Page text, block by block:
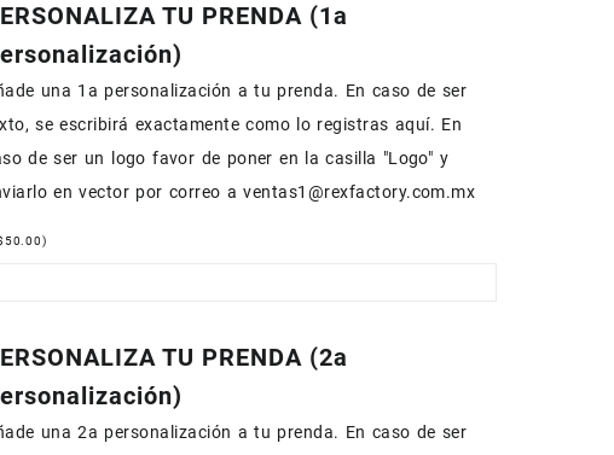
TU PRENDA (1a
una 1a personalización a tu prenda. En caso de ser
se escribirá exactamente como lo registras aquí. En
de ser un logo favor de poner en la casilla "Logo" y
en vector por correo a ventas1@rexfactory.com.mx
50.00)
TU PRENDA (2a
una 2a personalización a tu prenda. En caso de ser